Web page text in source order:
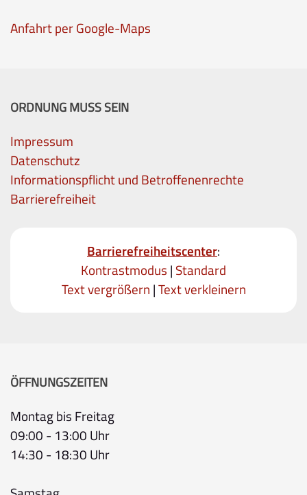
Anfahrt per Google-Maps
ORDNUNG MUSS SEIN
Impressum
Datenschutz
Informationspflicht und Betroffenenrechte
Barrierefreiheit
Barrierefreiheitscenter:
Kontrastmodus | Standard
Text vergrößern |Text verkleinern
ÖFFNUNGSZEITEN
Montag bis Freitag
09:00 - 13:00 Uhr
14:30 - 18:30 Uhr